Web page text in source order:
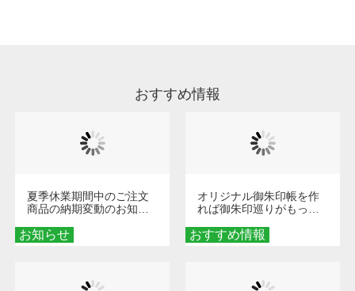
おすすめ情報
お知らせ
夏季休業期間中のご注文
商品の納期変動のお知ら
おすすめ情報
オリジナル御朱印帳を作
れば御朱印巡りがもっと
ダーメイドする魅力と選
び方